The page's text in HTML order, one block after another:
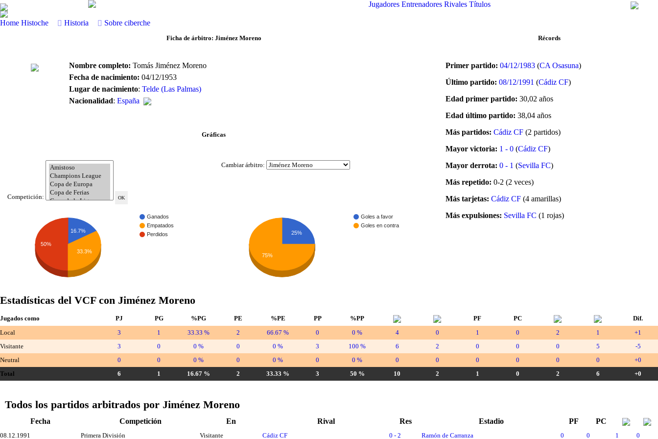
Jugadores Entrenadores Rivales Títulos
Home Histoche Historia Sobre ciberche
Ficha de árbitro: Jiménez Moreno
Nombre completo: Tomás Jiménez Moreno
Fecha de nacimiento: 04/12/1953
Lugar de nacimiento:Telde (Las Palmas)
Nacionalidad:España
Gráficas
Competición:
Cambiar árbitro:
Ganados
Empatados
Perdidos
16.7%
50%
33.3%
Goles a favor
Goles en contra
25%
75%
Récords
Primer partido: 04/12/1983 (CA Osasuna)
Último partido: 08/12/1991 (Cádiz CF)
Edad primer partido: 30,02 años
Edad último partido: 38,04 años
Más partidos:Cádiz CF (2 partidos)
Mayor victoria: 1 - 0 (Cádiz CF)
Mayor derrota: 0 - 1 (Sevilla FC)
Más repetido: 0-2 (2 veces)
Más tarjetas: Cádiz CF (4 amarillas)
Más expulsiones: Sevilla FC (1 rojas)
Estadísticas del VCF con Jiménez Moreno
Jugados como PJ PG %PG PE %PE PP %PP PF PC
Dif.
Local
3 1 33.33 % 2 66.67 % 0 0 % 4 0 1 0 2 1
+1
Visitante
3 0 0 % 0 0 % 3 100 % 6 2 0 0 0 5
-5
Neutral
0 0 0 % 0 0 % 0 0 % 0 0 0 0 0 0
+0
Total
6 1 16.67 % 2 33.33 % 3 50 % 10 2 1 0 2 6 +0
Todos los partidos arbitrados por Jiménez Moreno
Fecha Competición En Rival Res Estadio PF PC
08.12.1991 Primera División Visitante Cádiz CF 0 - 2 Ramón de Carranza 0 0 1 0